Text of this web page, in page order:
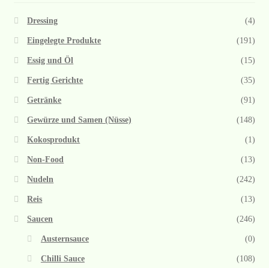
Dressing (4)
Eingelegte Produkte (191)
Essig und Öl (15)
Fertig Gerichte (35)
Getränke (91)
Gewürze und Samen (Nüsse) (148)
Kokosprodukt (1)
Non-Food (13)
Nudeln (242)
Reis (13)
Saucen (246)
Austernsauce (0)
Chilli Sauce (108)